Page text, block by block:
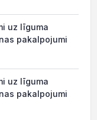
uz līguma
pakalpojumi
uz līguma
pakalpojumi